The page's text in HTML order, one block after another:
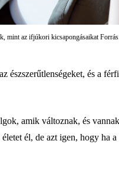
mint az ifjúkori kicsapongásaikat
észszerűtlenségeket, és a
amik változnak, és
él, de azt igen, hogy ha